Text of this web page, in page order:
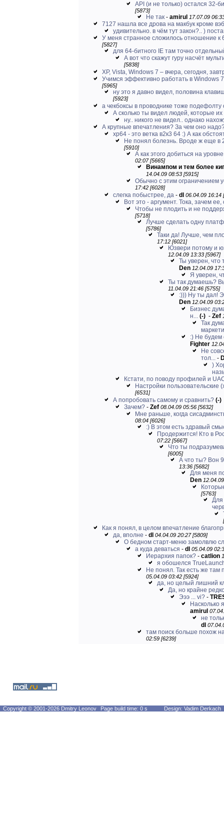
API (и не только) остался 32-
[5873]
Не так - amirul 17.07.09
7127 нашла все дрова на макбук кроме
удивительно. в чём тут закон?.. )
У меня странное сложилось отношение к
[5827]
для 64-битного IE там точно
А вот что скажут гуру насчёт
[5838]
XP, Vista, Windows 7 – вчера, сегодня,
Учимся эффективно работать в Windows
[5965]
ну это я давно видел, половина
[5923]
а чекбоксы в проводнике тоже
А сколько ты видел людей, которые
ну.. никого не видел.. однако
А крупные впечатления? За чем оно
хр64 - это ветка в2к3 64 :) А как
Не понял болезнь. Вроде ж еще в
[5910]
А как этого добиться на
02:07 [5665]
Винампом и тем более
14.04.09 08:53 [5915]
Обычно с этим ограничением
17:42 [6028]
слегка побыстрее, да - dl 06.04.09 16:14
Вот это - аргумент. Тока, зачем
Чтобы не плодить и не
[5718]
Лучше сделать одну
[5786]
Таки да! Лучше, чем
17:12 [6021]
Юзвери потому и
12.04.09 13:33 [5967]
Ты уверен, что
Den 12.04.09
Я уверен,
Ты так думаешь?
11.04.09 21:46 [5755]
:))) Ну ты дал!
Den 12.04.09
Бизнес
н... (-) - Zef
Так
:) Не будем
Fighter
Не
тол... -
)
Кстати, по поводу профилей и
Настройки пользовательские
[6531]
А попробовать самому и сравнить? (-)
Зачем? - Zef 08.04.09 05:56 [5632]
Мне раньше, когда
08:04 [6026]
:) В этом есть здравый
Продержится! Кто в
07:22 [5667]
Что ты
[6005]
А что ты? Вон
13:36 [5682]
Для меня
Den
[5763]
Для
Как я понял, в целом впечатление
да, вполне - dl 04.04.09 20:27 [5809]
О бедном старт-меню замолвлю
а куда деваться - dl 05.04.09
Иерархия папок? - catlion
я обошелся
Не понял. Так есть же там
05.04.09 03:42 [5924]
да, но целый лишний
Да, но крайне
Эээ ... vi? -
Насколько
amirul
не
dl
там поиск больше похож
02:59 [6239]
Copyright © 2001-2026 Dmitry Leonov Page build time: 0 s Design: Vadim Derkach